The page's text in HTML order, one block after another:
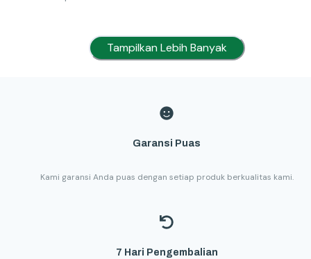
Tampilkan Lebih Banyak
Garansi Puas
Kami garansi Anda puas dengan setiap produk berkualitas kami.
7 Hari Pengembalian